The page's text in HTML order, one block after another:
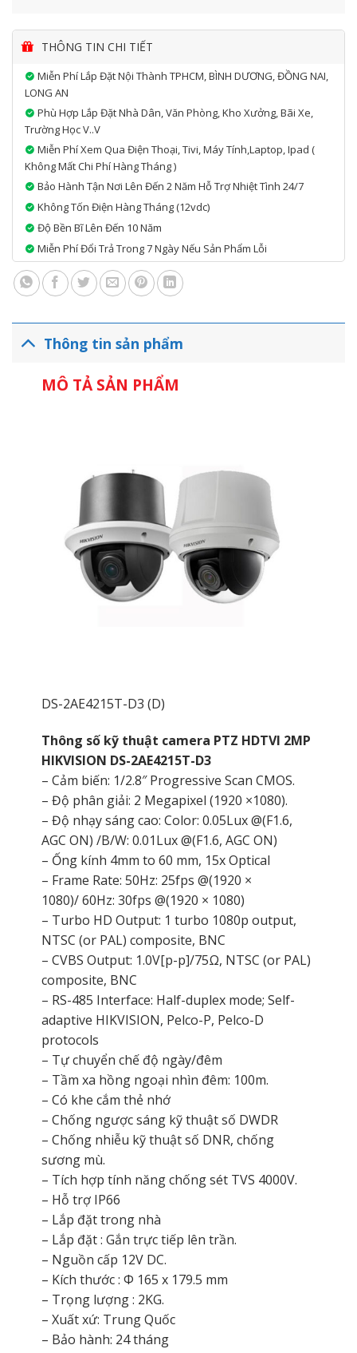
THÔNG TIN CHI TIẾT
Miễn Phí Lắp Đặt Nội Thành TPHCM, BÌNH DƯƠNG, ĐỒNG NAI,
LONG AN
Phù Hợp Lắp Đặt Nhà Dân, Văn Phòng, Kho Xưởng, Bãi Xe,
Trường Học V..v
Miễn Phí Xem Qua Điện Thoại, Tivi, Máy Tính,laptop, Ipad (
Không Mất Chi Phí Hàng Tháng )
Bảo Hành Tận Nơi Lên Đến 2 Năm Hỗ Trợ Nhiệt Tình 24/7
Không Tốn Điện Hàng Tháng (12vdc)
Độ Bền Bĩ Lên Đến 10 Năm
Miễn Phí Đổi Trả Trong 7 Ngày Nếu Sản Phẩm Lỗi
Thông tin sản phẩm
MÔ TẢ SẢN PHẨM
DS-2AE4215T-D3 (D)
Thông số kỹ thuật camera PTZ HDTVI 2MP
HIKVISION DS-2AE4215T-D3
– Cảm biến: 1/2.8″ Progressive Scan CMOS.
– Độ phân giải: 2 Megapixel (1920 ×1080).
– Độ nhạy sáng cao: Color: 0.05Lux @(F1.6,
AGC ON) /B/W: 0.01Lux @(F1.6, AGC ON)
– Ống kính 4mm to 60 mm, 15x Optical
– Frame Rate: 50Hz: 25fps @(1920 ×
1080)/ 60Hz: 30fps @(1920 × 1080)
– Turbo HD Output: 1 turbo 1080p output,
NTSC (or PAL) composite, BNC
– CVBS Output: 1.0V[p-p]/75Ω, NTSC (or PAL)
composite, BNC
– RS-485 Interface: Half-duplex mode; Self-
adaptive HIKVISION, Pelco-P, Pelco-D
protocols
– Tự chuyển chế độ ngày/đêm
– Tầm xa hồng ngoại nhìn đêm: 100m.
– Có khe cắm thẻ nhớ
– Chống ngược sáng kỹ thuật số DWDR
– Chống nhiễu kỹ thuật số DNR, chống
sương mù.
– Tích hợp tính năng chống sét TVS 4000V.
– Hỗ trợ IP66
– Lắp đặt trong nhà
– Lắp đặt : Gắn trực tiếp lên trần.
– Nguồn cấp 12V DC.
– Kích thước : Φ 165 x 179.5 mm
– Trọng lượng : 2KG.
– Xuất xứ: Trung Quốc
– Bảo hành: 24 tháng